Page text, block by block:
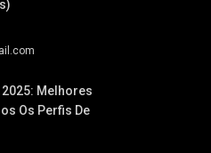
Melhores
Os Perfis De